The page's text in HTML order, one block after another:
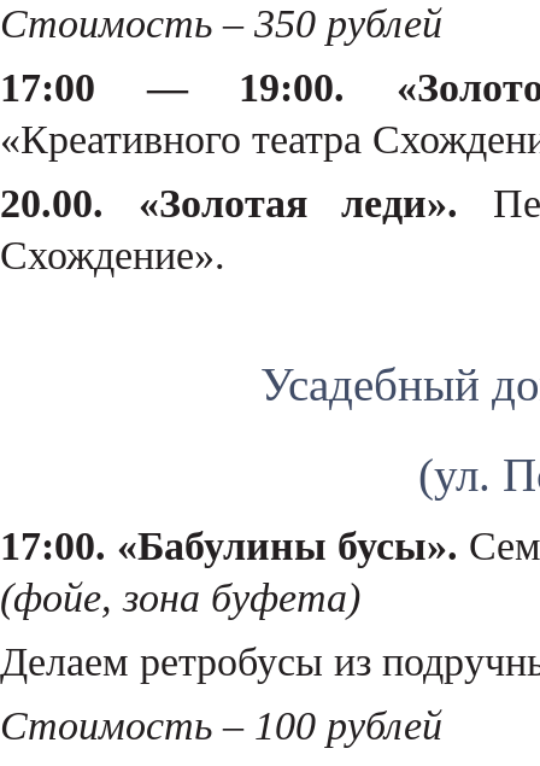
Стоимость – 350 рублей
17:00 — 19:00.
«Креативного театра
20.00. «Золотая леди».
Схождение».
Усадебный
(ул.
17:00. «Бабулины бусы».
(фойе, зона буфета)
Делаем ретробусы из
Стоимость – 100 рублей